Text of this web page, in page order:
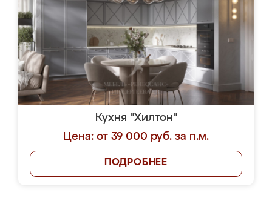
Кухня "Хилтон"
Цена: от 39 000 руб. за п.м.
ПОДРОБНЕЕ